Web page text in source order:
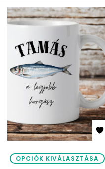
OPCIÓK KIVÁLASZTÁSA
FIÓK